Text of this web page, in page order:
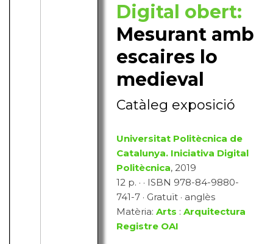
Digital obert:
Mesurant amb
escaires lo
medieval
Catàleg exposició
Universitat Politècnica de
Catalunya. Iniciativa Digital
Politècnica, 2019
12 p. · · ISBN 978-84-9880-
741-7 · Gratuït · anglès
Matèria:Arts :Arquitectura
Registre OAI